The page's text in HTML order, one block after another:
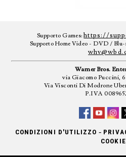
Supporto Games:https://
Supporto Home Video - DVD /
Warner Bros.
via Giacomo Puccini, 6
Via Visconti Di Modrone
P.IVA
CONDIZIONI D'UTILIZZO -
COOKIE